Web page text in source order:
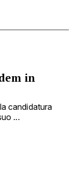
in
candidatura
...